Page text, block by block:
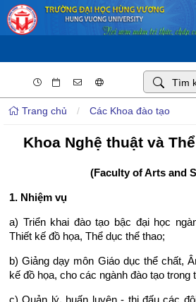
Trang chủ / Các Khoa đào tạo
Khoa Nghệ thuật và
(Faculty of Arts and
1. Nhiệm vụ
a) Triển khai đào tạo bậc đại học
Thiết kế đồ họa, Thể dục thể thao;
b) Giảng dạy môn Giáo dục thể chất,
kế đồ họa, cho các ngành đào tạo trong
c) Quản lý, huấn luyện - thi đấu các